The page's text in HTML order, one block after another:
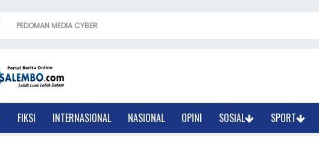
PEDOMAN MEDIA CYBER
FIKSI INTERNASIONAL NASIONAL OPINI SOSIAL SPORT